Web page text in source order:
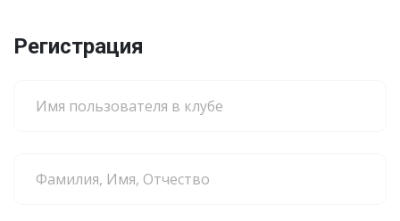
Регистрация